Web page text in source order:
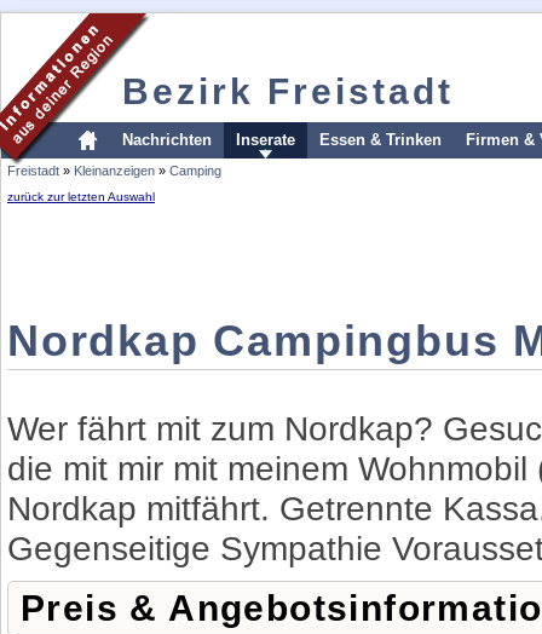
Bezirk Freistadt
Nachrichten Inserate Essen & Trinken Firmen &
Freistadt » Kleinanzeigen » Camping
zurück zur letzten Auswahl
Nordkap Campingbus
Wer fährt mit zum Nordkap?
die mit mir mit meinem
Nordkap mitfährt. Getrennte
Gegenseitige Sympathie
Preis &